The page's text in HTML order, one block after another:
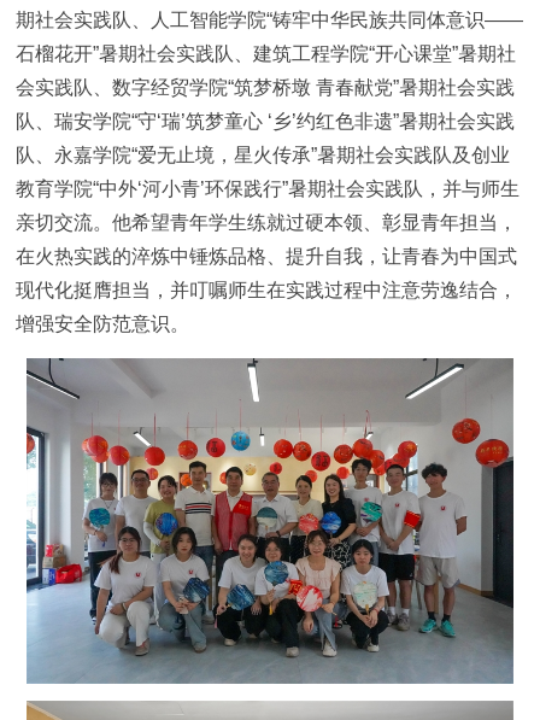
期社会实践队、人工智能学院“铸牢中华民族共同体意识——
石榴花开”暑期社会实践队、建筑工程学院“开心课堂”暑期社
会实践队、数字经贸学院“筑梦桥墩 青春献党”暑期社会实践
队、瑞安学院“守‘瑞’筑梦童心 ‘乡’约红色非遗”暑期社会实践
队、永嘉学院“爱无止境，星火传承”暑期社会实践队及创业
教育学院“中外‘河小青’环保践行”暑期社会实践队，并与师生
亲切交流。他希望青年学生练就过硬本领、彰显青年担当，
在火热实践的淬炼中锤炼品格、提升自我，让青春为中国式
现代化挺膺担当，并叮嘱师生在实践过程中注意劳逸结合，
增强安全防范意识。